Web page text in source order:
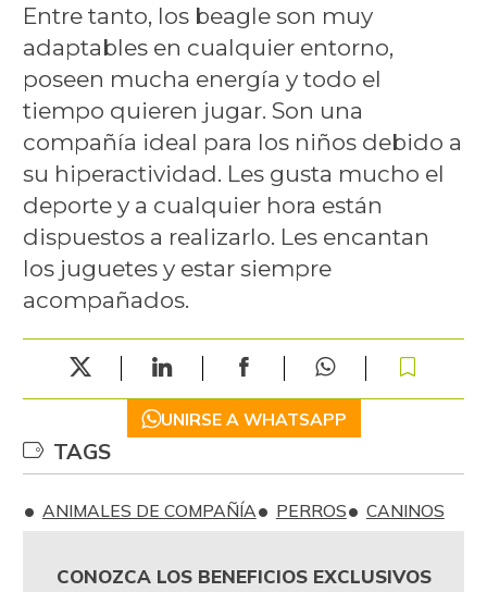
Entre tanto, los beagle son muy
adaptables en cualquier entorno,
poseen mucha energía y todo el
tiempo quieren jugar. Son una
compañía ideal para los niños debido a
su hiperactividad. Les gusta mucho el
deporte y a cualquier hora están
dispuestos a realizarlo. Les encantan
los juguetes y estar siempre
acompañados.
UNIRSE A WHATSAPP
TAGS
ANIMALES DE COMPAÑÍA PERROS CANINOS
CONOZCA LOS BENEFICIOS EXCLUSIVOS